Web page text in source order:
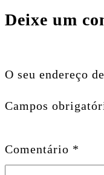
Deixe um
O seu endereço
Campos
Comentário *